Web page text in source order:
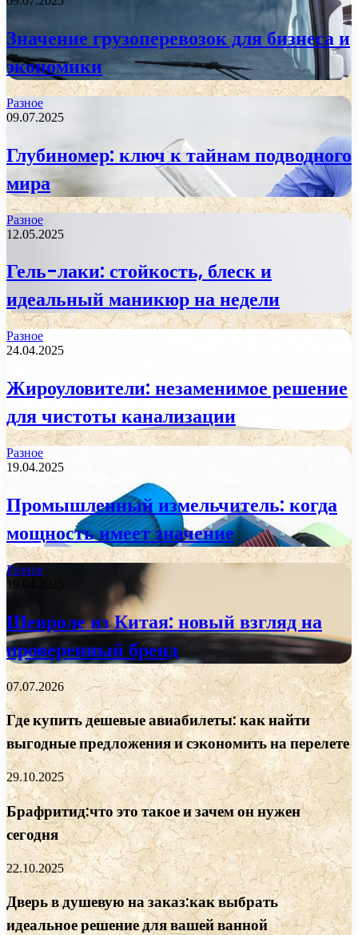
Значение грузоперевозок для бизнеса и
экономики
Разное
09.07.2025
Глубиномер: ключ к тайнам подводного
мира
Разное
12.05.2025
Гель-лаки: стойкость, блеск и
идеальный маникюр на недели
Разное
24.04.2025
Жироуловители: незаменимое решение
для чистоты канализации
Разное
19.04.2025
Промышленный измельчитель: когда
мощность имеет значение
Разное
19.04.2025
Шевроле из Китая: новый взгляд на
проверенный бренд
07.07.2026
Где купить дешевые авиабилеты: как найти
выгодные предложения и сэкономить на перелете
29.10.2025
Брафритид:что это такое и зачем он нужен
сегодня
22.10.2025
Дверь в душевую на заказ:как выбрать
идеальное решение для вашей ванной